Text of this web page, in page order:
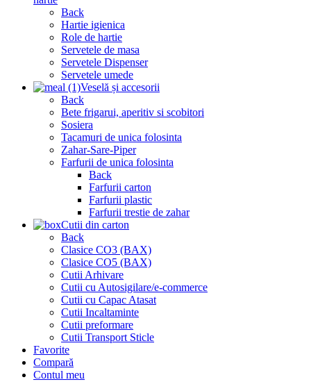
Back
Hartie igienica
Role de hartie
Servetele de masa
Servetele Dispenser
Servetele umede
Veselă și accesorii
Back
Bete frigarui, aperitiv si scobitori
Sosiera
Tacamuri de unica folosinta
Zahar-Sare-Piper
Farfurii de unica folosinta
Back
Farfurii carton
Farfurii plastic
Farfurii trestie de zahar
Cutii din carton
Back
Clasice CO3 (BAX)
Clasice CO5 (BAX)
Cutii Arhivare
Cutii cu Autosigilare/e-commerce
Cutii cu Capac Atasat
Cutii Incaltaminte
Cutii preformare
Cutii Transport Sticle
Favorite
Compară
Contul meu